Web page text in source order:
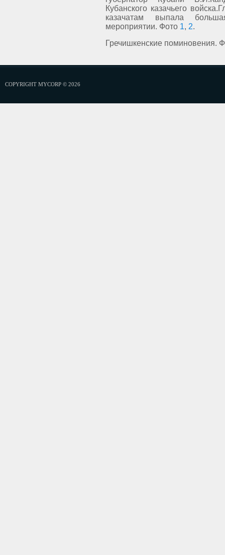
Кубанского казачьего
казачатам выпала
мероприятии. Фото 1, 2.
Гречишкенские поминовения.
COPYRIGHT MYCORP © 2026